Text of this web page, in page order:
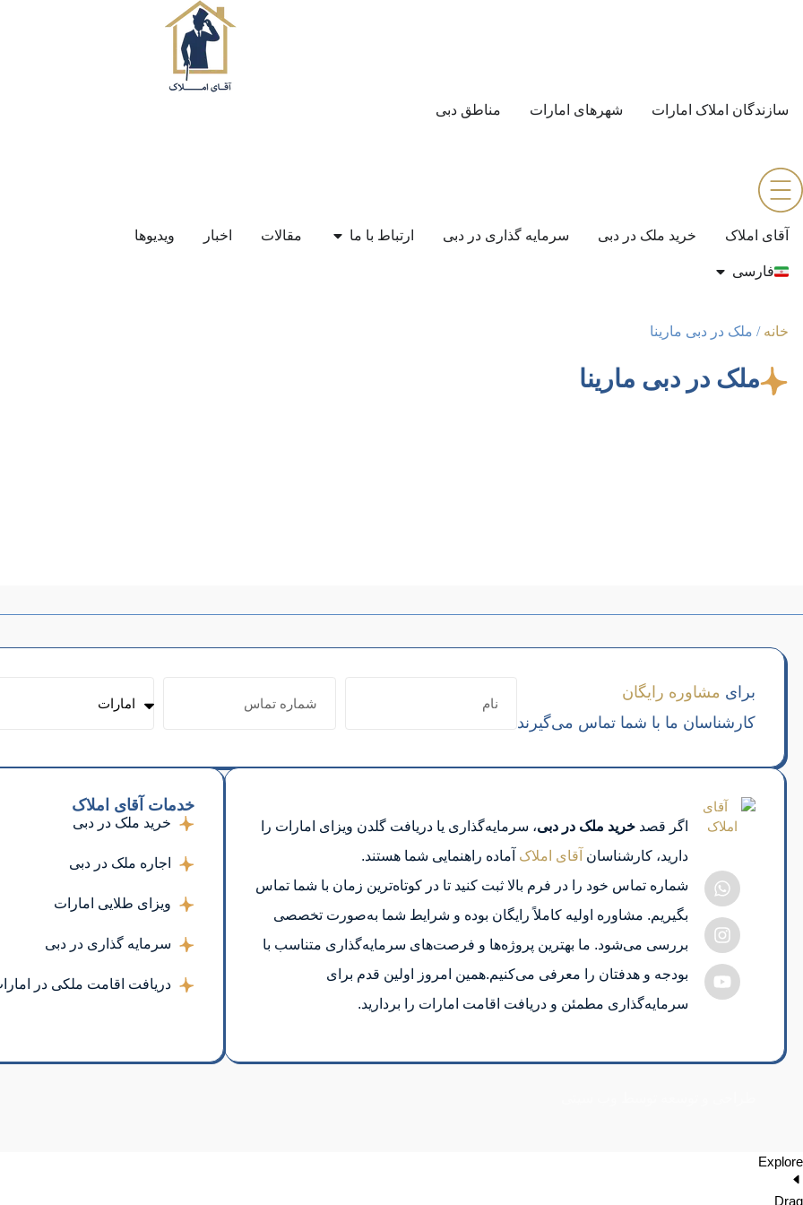
سازندگان املاک امارات شهرهای امارات مناطق دبی
آقای املاک خرید ملک در دبی سرمایه گذاری در دبی ارتباط با ما مقالات اخبار ویدیوها
فارسی
خانه / ملک در دبی مارینا
ملک در دبی مارینا
برای مشاوره رایگان
کارشناسان ما با شما تماس می‌گیرند
اگر قصد خرید ملک در دبی، سرمایه‌گذاری یا دریافت گلدن ویزای امارات را
دارید، کارشناسان آقای املاک آماده راهنمایی شما هستند.
شماره تماس خود را در فرم بالا ثبت کنید تا در کوتاه‌ترین زمان با شما تماس
بگیریم. مشاوره اولیه کاملاً رایگان بوده و شرایط شما به‌صورت تخصصی
بررسی می‌شود. ما بهترین پروژه‌ها و فرصت‌های سرمایه‌گذاری متناسب با
بودجه و هدفتان را معرفی می‌کنیم.همین امروز اولین قدم برای
سرمایه‌گذاری مطمئن و دریافت اقامت امارات را بردارید.
خدمات آقای املاک
خرید ملک در دبی
اجاره ملک در دبی
ویزای طلایی امارات
سرمایه گذاری در دبی
دریافت اقامت ملکی در
Explore
Drag